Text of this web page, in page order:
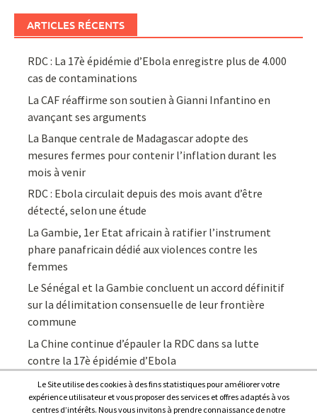
ARTICLES RÉCENTS
RDC : La 17è épidémie d’Ebola enregistre plus de 4.000
cas de contaminations
La CAF réaffirme son soutien à Gianni Infantino en
avançant ses arguments
La Banque centrale de Madagascar adopte des
mesures fermes pour contenir l’inflation durant les
mois à venir
RDC : Ebola circulait depuis des mois avant d’être
détecté, selon une étude
La Gambie, 1er Etat africain à ratifier l’instrument
phare panafricain dédié aux violences contre les
femmes
Le Sénégal et la Gambie concluent un accord définitif
sur la délimitation consensuelle de leur frontière
commune
La Chine continue d’épauler la RDC dans sa lutte
contre la 17è épidémie d’Ebola
Le Site utilise des cookies à des fins statistiques pour améliorer votre
expérience utilisateur et vous proposer des services et offres adaptés à vos
centres d’intérêts. Nous vous invitons à prendre connaissance de notre